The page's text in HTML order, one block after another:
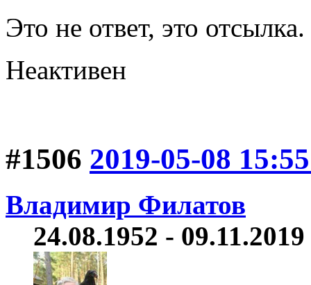
Это не ответ, это отсылка.
Неактивен
#1506 2019-05-08
Владимир Филатов
24.08.1952 -